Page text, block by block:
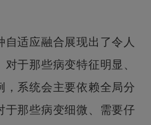
适应融合展现出了令人
于那些病变特征明显、
，系统会主要依赖全局分
于那些病变细微、需要仔